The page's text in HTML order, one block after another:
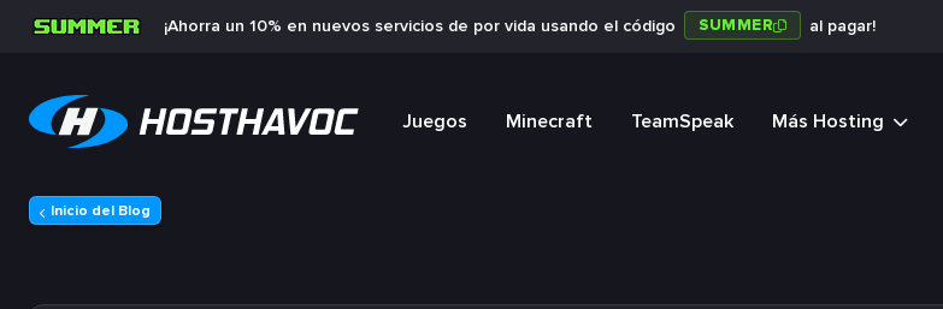
¡Ahorra un 10% en nuevos servicios de por vida usando el código SUMMER al pagar!
Juegos Minecraft TeamSpeak Más Hosting
Inicio del Blog